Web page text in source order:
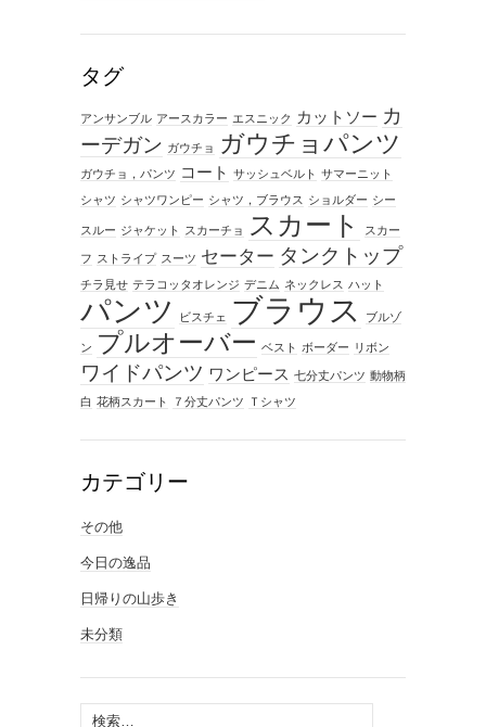
タグ
アンサンブル アースカラー エスニック カットソー カ
ーデガン ガウチョ ガウチョパンツ
ガウチョ，パンツ コート サッシュベルト サマーニット
シャツ シャツワンピー シャツ，ブラウス ショルダー シー
スルー ジャケット スカーチョ スカート スカー
フ ストライプ スーツ セーター タンクトップ
チラ見せ テラコッタオレンジ デニム ネックレス ハット
パンツ ビスチェ ブラウス ブルゾ
ン プルオーバー ベスト ボーダー リボン
ワイドパンツ ワンピース 七分丈パンツ 動物柄
白 花柄スカート ７分丈パンツ Ｔシャツ
カテゴリー
その他
今日の逸品
日帰りの山歩き
未分類
検